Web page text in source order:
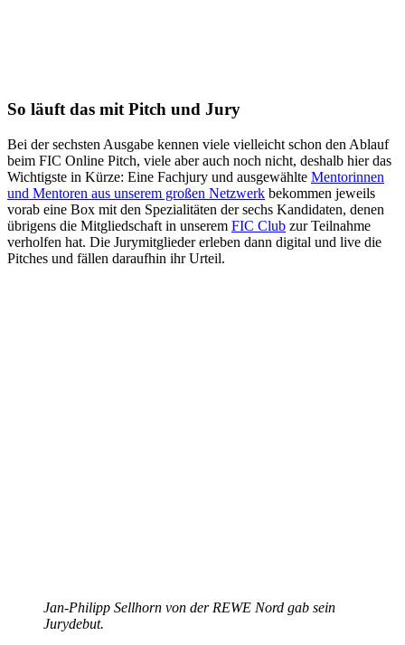
So läuft das mit Pitch und Jury
Bei der sechsten Ausgabe kennen viele vielleicht schon den Ablauf
beim FIC Online Pitch, viele aber auch noch nicht, deshalb hier das
Wichtigste in Kürze: Eine Fachjury und ausgewählte Mentorinnen
und Mentoren aus unserem großen Netzwerk bekommen jeweils
vorab eine Box mit den Spezialitäten der sechs Kandidaten, denen
übrigens die Mitgliedschaft in unserem FIC Club zur Teilnahme
verholfen hat. Die Jurymitglieder erleben dann digital und live die
Pitches und fällen daraufhin ihr Urteil.
Jan-Philipp Sellhorn von der REWE Nord gab sein
Jurydebut.